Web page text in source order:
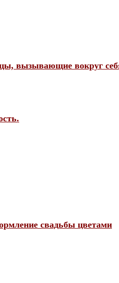
вызывающие вокруг
свадьбы цветами